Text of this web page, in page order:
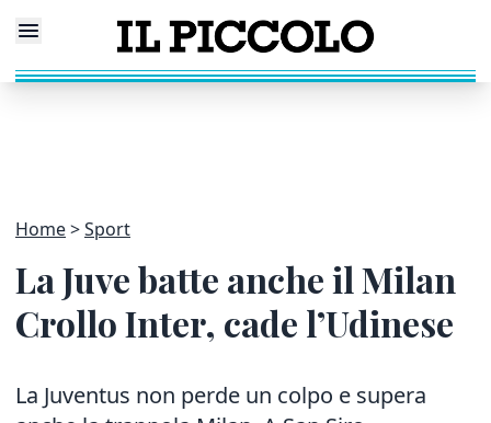
Home Sport
La Juve batte anche il Milan
Crollo Inter, cade l’Udinese
La Juventus non perde un colpo e supera